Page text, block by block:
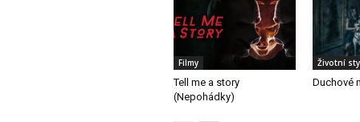
Filmy
Tell me a story
(Nepohádky)
Životní
Duchové